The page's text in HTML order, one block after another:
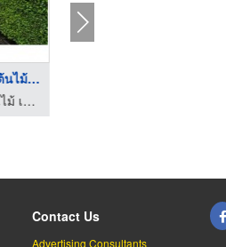
รับจ้างตัดแต่งต้นไม้ ...
ตัดหญ้า ตัดต้นไม้ เคลียร์พื้นที่ อุบลราชธานี
Contact Us
Advertising Consultants